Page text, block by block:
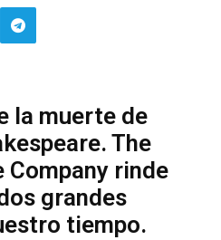
la muerte de
The
Company rinde
grandes
tiempo.